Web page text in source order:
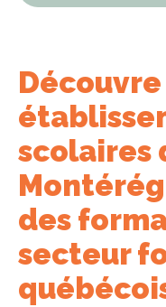
scolaires
des
secteur